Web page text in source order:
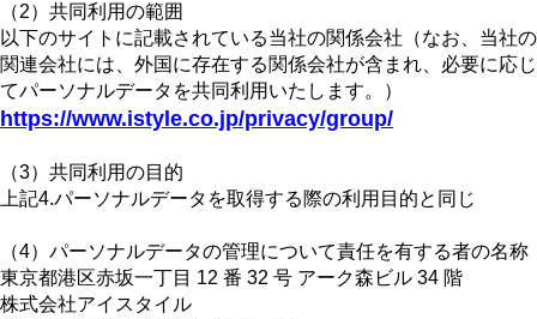
（2）共同利用の範囲
以下のサイトに記載されている当社の関係会社（なお、当社の
関連会社には、外国に存在する関係会社が含まれ、必要に応じ
てパーソナルデータを共同利用いたします。）
https://www.istyle.co.jp/privacy/group/
（3）共同利用の目的
上記4.パーソナルデータを取得する際の利用目的と同じ
（4）パーソナルデータの管理について責任を有する者の名称
東京都港区赤坂一丁目 12 番 32 号 アーク森ビル 34 階
株式会社アイスタイル